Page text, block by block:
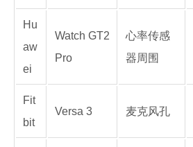
Hu
aw
ei
Watch GT2
Pro
心率传感
器周围
Fit
bit
Versa 3 麦克风孔